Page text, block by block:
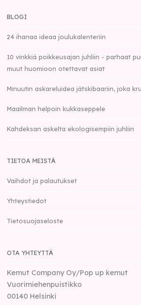
BLOGI
24 ihanaa ideaa joulukalenteriin
10 vinkkiä poikkeusajan juhliin - parhaat
muut huomioon otettavat asiat
Minuutin askareluidea jätskibaariin, joka
Maailman helpoin kukkaseppele
Kahdeksan askelta ekologisempiin juhliin
TIETOA MEISTÄ
Vaihdot ja palautukset
Yhteystiedot
Tietosuojaseloste
OTA YHTEYTTÄ
Kemut Company Oy/Pop up kemut
Vuorimiehenpuistikko
00140 Helsinki